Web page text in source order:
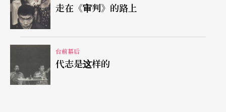
另一个经常被讨论的例子。不过，她的创作系统对
外界而言，始终是模糊的，因为一直到《心斋》之
前，她还在一道一道解开身体的谜题。一九九四年
出版的《舞书》及一九九六年的《身体书》，这两
本书前者虽是她历年舞蹈论述的汇整（自此她曾宣
走在《审判》的路上
台前幕后
代志是这样的